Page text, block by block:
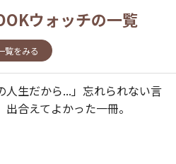
ウォッチの一覧
覧をみる
人生だから...」忘れられない言
合えてよかった一冊。